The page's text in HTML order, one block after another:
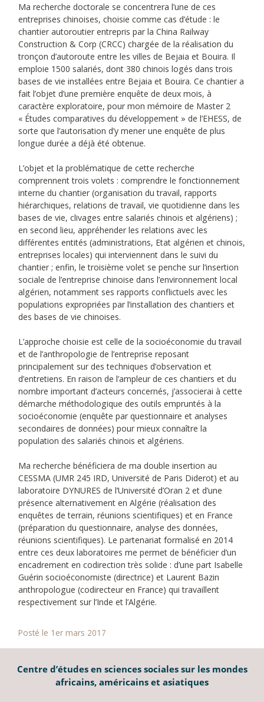
Ma recherche doctorale se concentrera l’une de ces
entreprises chinoises, choisie comme cas d’étude : le
chantier autoroutier entrepris par la China Railway
Construction & Corp (CRCC) chargée de la réalisation du
tronçon d’autoroute entre les villes de Bejaia et Bouira. Il
emploie 1500 salariés, dont 380 chinois logés dans trois
bases de vie installées entre Bejaia et Bouira. Ce chantier a
fait l’objet d’une première enquête de deux mois, à
caractère exploratoire, pour mon mémoire de Master 2
« Études comparatives du développement » de l’EHESS, de
sorte que l’autorisation d’y mener une enquête de plus
longue durée a déjà été obtenue.
L’objet et la problématique de cette recherche
comprennent trois volets : comprendre le fonctionnement
interne du chantier (organisation du travail, rapports
hiérarchiques, relations de travail, vie quotidienne dans les
bases de vie, clivages entre salariés chinois et algériens) ;
en second lieu, appréhender les relations avec les
différentes entités (administrations, Etat algérien et chinois,
entreprises locales) qui interviennent dans le suivi du
chantier ; enfin, le troisième volet se penche sur l’insertion
sociale de l’entreprise chinoise dans l’environnement local
algérien, notamment ses rapports conflictuels avec les
populations expropriées par l’installation des chantiers et
des bases de vie chinoises.
L’approche choisie est celle de la socioéconomie du travail
et de l’anthropologie de l’entreprise reposant
principalement sur des techniques d’observation et
d’entretiens. En raison de l’ampleur de ces chantiers et du
nombre important d’acteurs concernés, j’associerai à cette
démarche méthodologique des outils empruntés à la
socioéconomie (enquête par questionnaire et analyses
secondaires de données) pour mieux connaître la
population des salariés chinois et algériens.
Ma recherche bénéficiera de ma double insertion au
CESSMA (UMR 245 IRD, Université de Paris Diderot) et au
laboratoire DYNURES de l’Université d’Oran 2 et d’une
présence alternativement en Algérie (réalisation des
enquêtes de terrain, réunions scientifiques) et en France
(préparation du questionnaire, analyse des données,
réunions scientifiques). Le partenariat formalisé en 2014
entre ces deux laboratoires me permet de bénéficier d’un
encadrement en codirection très solide : d’une part Isabelle
Guérin socioéconomiste (directrice) et Laurent Bazin
anthropologue (codirecteur en France) qui travaillent
respectivement sur l’Inde et l’Algérie.
Posté le 1er mars 2017
Centre d’études en sciences sociales sur les mondes
africains, américains et asiatiques